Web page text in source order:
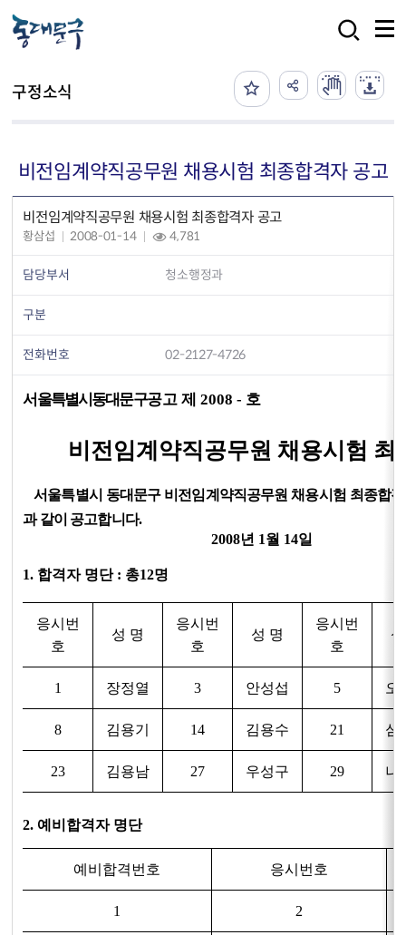
구정소식
비전임계약직공무원 채용시험 최종합격자 공고
비전임계약직공무원 채용시험 최종합격자 공고
황삼섭 2008-01-14 4,781
담당부서 청소행정과
구분
전화번호 02-2127-4726
서울특별시동대문구공고 제 2008 - 호
비전임계약직공무원 채용시험 최
서울특별시 동대문구 비전임계약직공무원 채용시험 최종합
과 같이 공고합니다.
2008년 1월 14일
1. 합격자 명단 : 총12명
응시번
호
성 명
응시번
호
성 명
응시번
호
1 장정열 3 안성섭 5 오
8 김용기 14 김용수 21 심
23 김용남 27 우성구 29 나
2. 예비합격자 명단
예비합격번호 응시번호
1 2